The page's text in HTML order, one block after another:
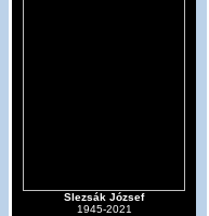
Slezsák József
1945-2021